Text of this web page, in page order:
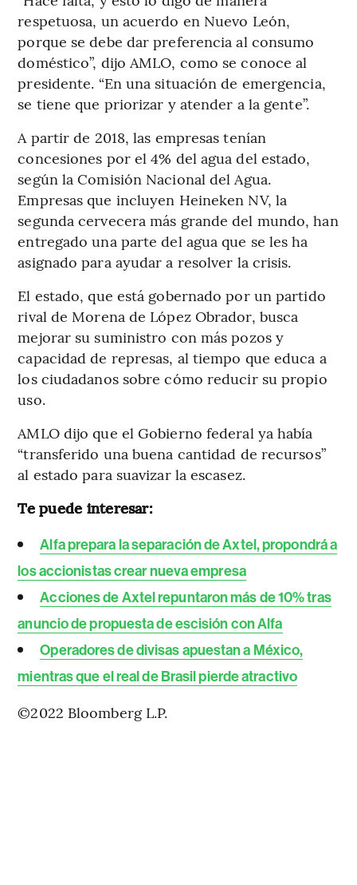
respetuosa, un acuerdo en Nuevo León,
porque se debe dar preferencia al consumo
doméstico”, dijo AMLO, como se conoce al
presidente. “En una situación de emergencia,
se tiene que priorizar y atender a la gente”.
A partir de 2018, las empresas tenían
concesiones por el 4% del agua del estado,
según la Comisión Nacional del Agua.
Empresas que incluyen Heineken NV, la
segunda cervecera más grande del mundo, han
entregado una parte del agua que se les ha
asignado para ayudar a resolver la crisis.
El estado, que está gobernado por un partido
rival de Morena de López Obrador, busca
mejorar su suministro con más pozos y
capacidad de represas, al tiempo que educa a
los ciudadanos sobre cómo reducir su propio
uso.
AMLO dijo que el Gobierno federal ya había
“transferido una buena cantidad de recursos”
al estado para suavizar la escasez.
Te puede interesar:
Alfa prepara la separación de Axtel, propondrá a
los accionistas crear nueva empresa
Acciones de Axtel repuntaron más de 10% tras
anuncio de propuesta de escisión con Alfa
Operadores de divisas apuestan a México,
mientras que el real de Brasil pierde atractivo
©2022 Bloomberg L.P.